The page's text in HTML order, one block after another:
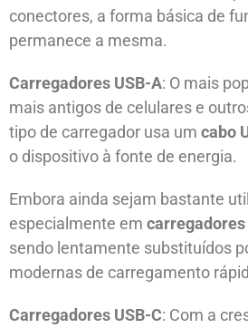
conectores, a forma básica de
permanece a mesma.
Carregadores USB-A: O mais
mais antigos de celulares e
tipo de carregador usa um cabo
o dispositivo à fonte de energia.
Embora ainda sejam bastante
especialmente em
sendo lentamente substituídos
modernas de carregamento
Carregadores USB-C: Com a